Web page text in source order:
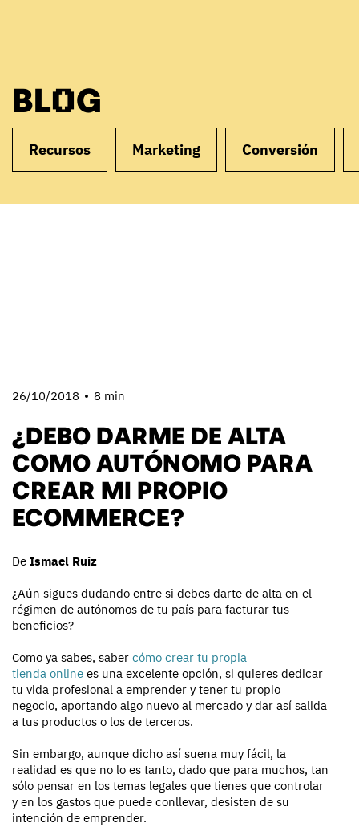
BLOG
Recursos Marketing Conversión
26/10/2018 8 min
¿DEBO DARME DE ALTA
COMO AUTÓNOMO PARA
CREAR MI PROPIO
ECOMMERCE?
De Ismael Ruiz
¿Aún sigues dudando entre si debes darte de alta en el
régimen de autónomos de tu país para facturar tus
beneficios?
Como ya sabes, saber cómo crear tu propia
tienda online es una excelente opción, si quieres dedicar
tu vida profesional a emprender y tener tu propio
negocio, aportando algo nuevo al mercado y dar así salida
a tus productos o los de terceros.
Sin embargo, aunque dicho así suena muy fácil, la
realidad es que no lo es tanto, dado que para muchos, tan
sólo pensar en los temas legales que tienes que controlar
y en los gastos que puede conllevar, desisten de su
intención de emprender.